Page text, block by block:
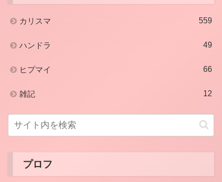
カリスマ 559
ハンドラ 49
ヒプマイ 66
雑記 12
プロフ